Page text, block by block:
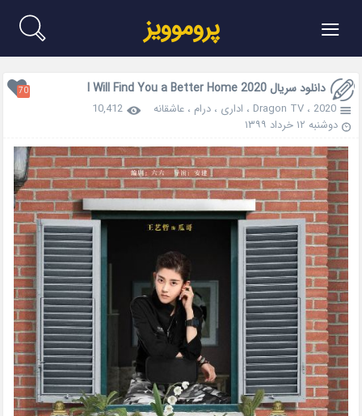
≡ پروموویز
دانلود سریال I Will Find You a Better Home 2020 70
2020 ،Dragon TV ، اداری ،درام ،عاشقانه
10,412
دوشنبه ۱۲ خرداد ۱۳۹۹